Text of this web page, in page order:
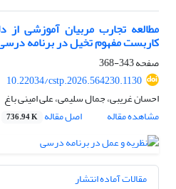
مطالعه تجارب مربیان آموزشی
کاربست مفهوم تخیل در برنامه
صفحه343-368
10.22034/cstp.2026.564230.1130
احسان غریبی، جمال سلیمی، علی امینی باغ
مشاهده مقاله
اصل مقاله 736.94 K
مقالات آماده انتشار